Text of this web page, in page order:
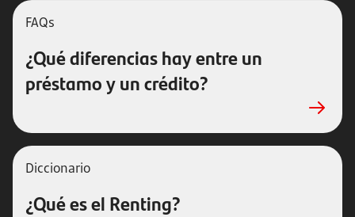
FAQs
¿Qué diferencias hay entre un
préstamo y un crédito?
Diccionario
¿Qué es el Renting?